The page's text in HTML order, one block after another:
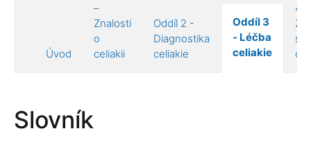
Úvod
–
Znalosti
o
celiakii
Oddíl 2 -
Diagnostika
celiakie
Oddíl 3
- Léčba
celiakie
4 –
s
Slovník